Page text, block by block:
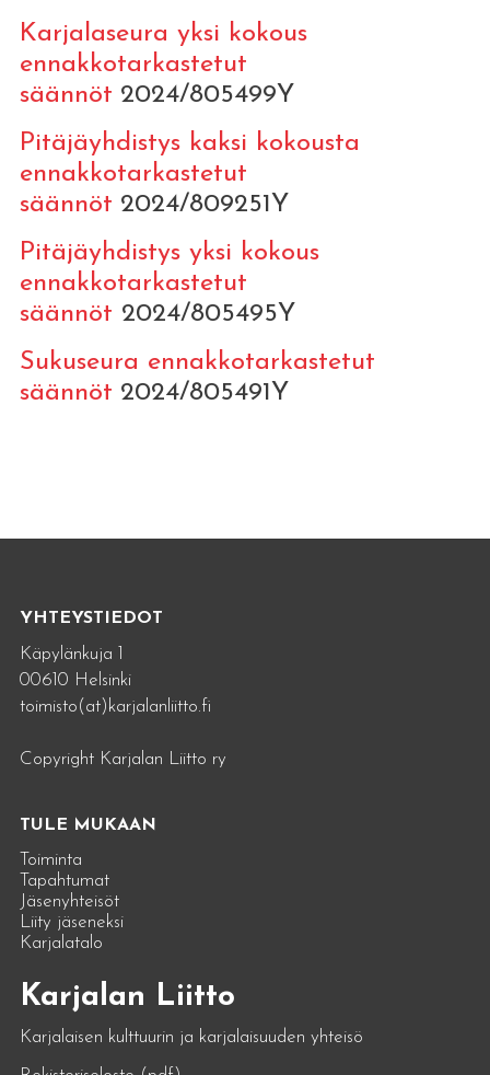
Karjalaseura yksi kokous
ennakkotarkastetut
säännöt 2024/805499Y
Pitäjäyhdistys kaksi kokousta
ennakkotarkastetut
säännöt 2024/809251Y
Pitäjäyhdistys yksi kokous
ennakkotarkastetut
säännöt 2024/805495Y
Sukuseura ennakkotarkastetut
säännöt 2024/805491Y
YHTEYSTIEDOT
Käpylänkuja 1
00610 Helsinki
toimisto(at)karjalanliitto.fi
Copyright Karjalan Liitto ry
TULE MUKAAN
Toiminta
Tapahtumat
Jäsenyhteisöt
Liity jäseneksi
Karjalatalo
Karjalan Liitto
Karjalaisen kulttuurin ja karjalaisuuden yhteisö